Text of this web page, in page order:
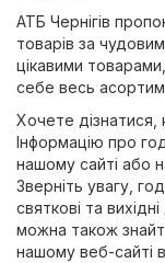
АТБ Чернігів
товарів за
цікавими
себе весь
Хочете дізнатися,
Інформацію про
нашому сайті або
Зверніть увагу,
святкові та
можна також
нашому веб-сайті